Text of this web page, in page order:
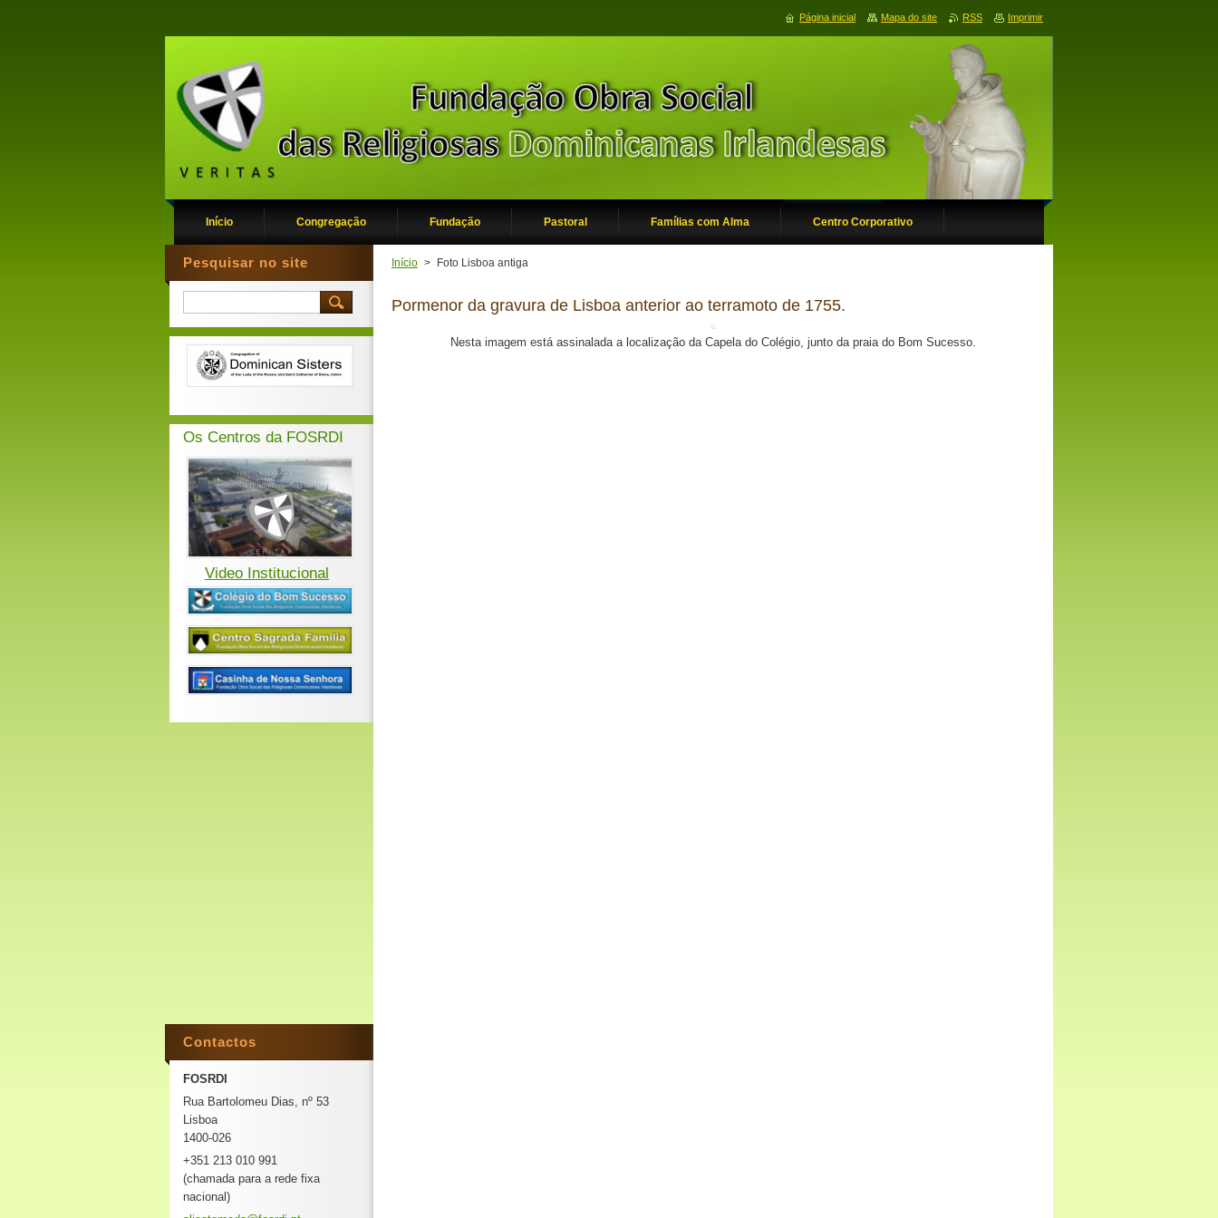
Início Congregação Fundação Pastoral Famílias com Alma Centro Corporativo
Início > Foto Lisboa antiga
Pormenor da gravura de Lisboa anterior ao terramoto de 1755.
Nesta imagem está assinalada a localização da Capela do Colégio, junto da praia do Bom Sucesso.
Pesquisar no site
Os Centros da FOSRDI
Video Institucional
Contactos
FOSRDI
Rua Bartolomeu Dias, nº 53
Lisboa
1400-026
+351 213 010 991
(chamada para a rede fixa
nacional)
Página inicial Mapa do site RSS Imprimir